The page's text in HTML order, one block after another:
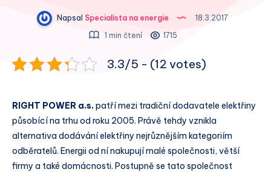
Napsal Specialista na energie
18.3.2017
1 min čtení
1715
3.3/5 - (12 votes)
RIGHT POWER a.s.patří mezi tradiční dodavatele elektřiny
působící na trhu od roku 2005. Právě tehdy vznikla
alternativa dodávání elektřiny nejrůznějším kategoriím
odběratelů. Energii od ní nakupují malé společnosti, větší
firmy a také domácnosti. Postupně se tato společnost